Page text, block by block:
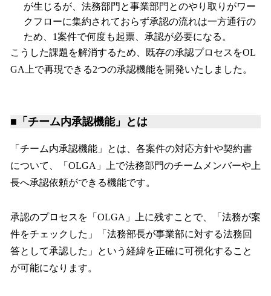
が生じるが、法務部門と事業部門とのやり取りがワー
クフローに集約されておらず承認の流れは一方通行の
ため、1案件で何度も起票、承認が必要になる。
こうした課題を解消するため、既存の承認プロセスをOL
GA上で再現できる2つの承認機能を開発いたしました。
■「チーム内承認機能」とは
「チーム内承認機能」とは、各案件の対応方針や契約書
について、「OLGA」上で法務部門のチームメンバーや上
長へ承認依頼ができる機能です。
承認のプロセスを「OLGA」上に残すことで、「法務が案
件をチェックした」「法務部長が事業部に対する法務回
答として承認した」という経緯を正確に可視化すること
が可能になります。